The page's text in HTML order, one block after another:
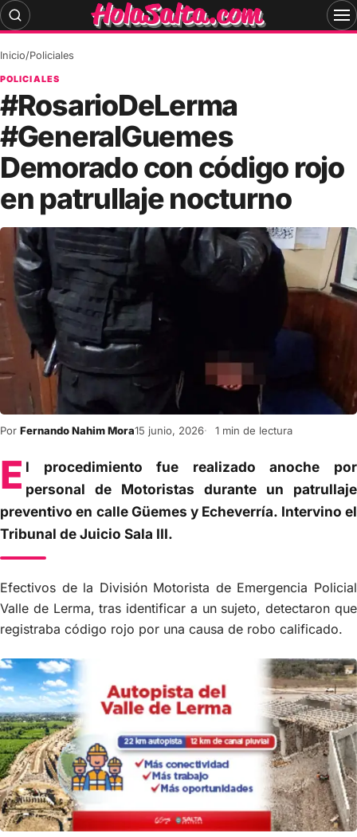
Skip
to
Inicio/Policiales
POLICIALES
#RosarioDeLerma
#GeneralGuemes
Demorado con código rojo
en patrullaje nocturno
Por Fernando Nahim Mora15 junio, 2026 1 min de lectura
E l procedimiento fue realizado anoche por
personal de Motoristas durante un patrullaje
preventivo en calle Güemes y Echeverría. Intervino el
Tribunal de Juicio Sala III.
Efectivos de la División Motorista de Emergencia Policial
Valle de Lerma, tras identificar a un sujeto, detectaron que
registraba código rojo por una causa de robo calificado.